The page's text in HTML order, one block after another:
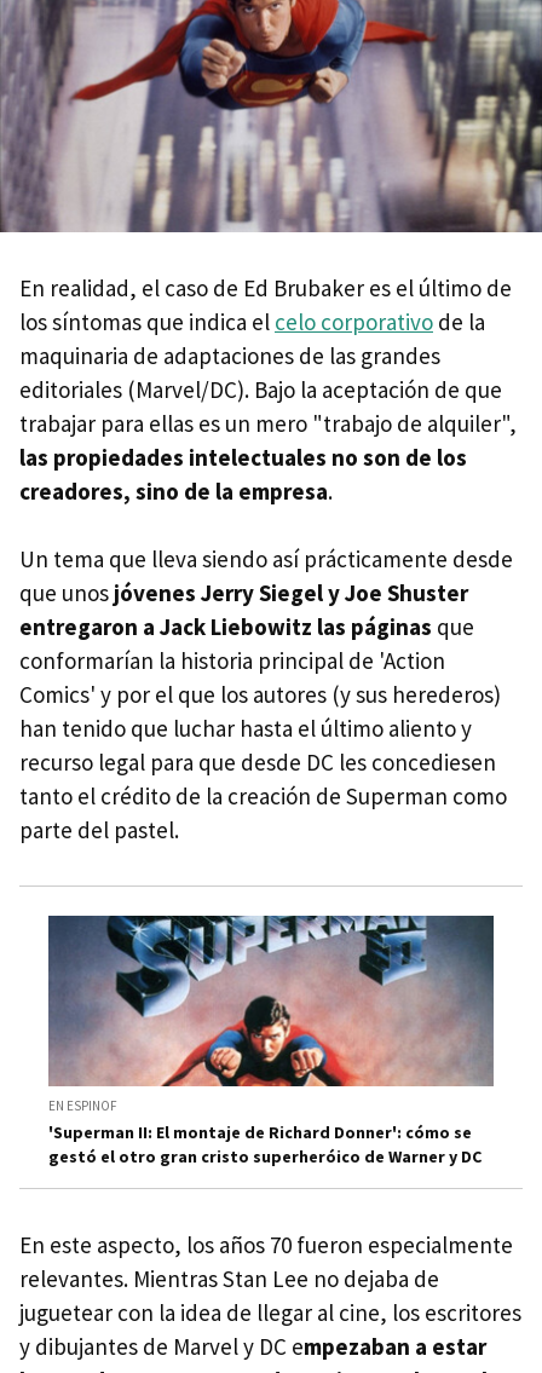
En realidad, el caso de Ed Brubaker es el último de
los síntomas que indica el celo corporativo de la
maquinaria de adaptaciones de las grandes
editoriales (Marvel/DC). Bajo la aceptación de que
trabajar para ellas es un mero "trabajo de alquiler",
las propiedades intelectuales no son de los
creadores, sino de la empresa.
Un tema que lleva siendo así prácticamente desde
que unos jóvenes Jerry Siegel y Joe Shuster
entregaron a Jack Liebowitz las páginas que
conformarían la historia principal de 'Action
Comics' y por el que los autores (y sus herederos)
han tenido que luchar hasta el último aliento y
recurso legal para que desde DC les concediesen
tanto el crédito de la creación de Superman como
parte del pastel.
EN ESPINOF
'Superman II: El montaje de Richard Donner': cómo se
gestó el otro gran cristo superheróico de Warner y DC
En este aspecto, los años 70 fueron especialmente
relevantes. Mientras Stan Lee no dejaba de
juguetear con la idea de llegar al cine, los escritores
y dibujantes de Marvel y DC empezaban a estar